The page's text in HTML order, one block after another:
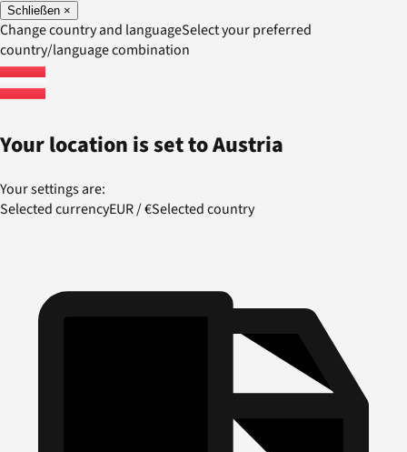
Schließen ×
Change country and languageSelect your preferred
country/language combination
Your location is set toAustria
Your settings are:
Selected currencyEUR/€Selected country